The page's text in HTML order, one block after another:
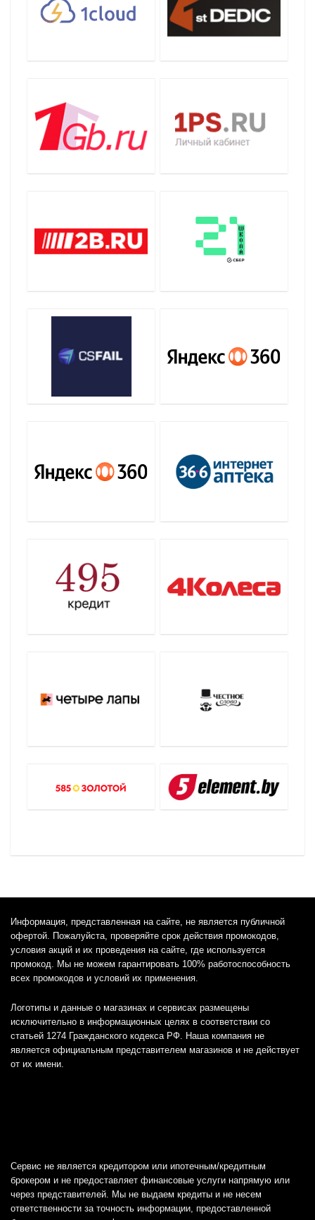
Информация, представленная на сайте, не является публичной
офертой. Пожалуйста, проверяйте срок действия промокодов,
условия акций и их проведения на сайте, где используется
промокод. Мы не можем гарантировать 100% работоспособность
всех промокодов и условий их применения.
Логотипы и данные о магазинах и сервисах размещены
исключительно в информационных целях в соответствии со
статьей 1274 Гражданского кодекса РФ. Наша компания не
является официальным представителем магазинов и не действует
от их имени.
Сервис не является кредитором или ипотечным/кредитным
брокером и не предоставляет финансовые услуги напрямую или
через представителей. Мы не выдаем кредиты и не несем
ответственности за точность информации, предоставленной